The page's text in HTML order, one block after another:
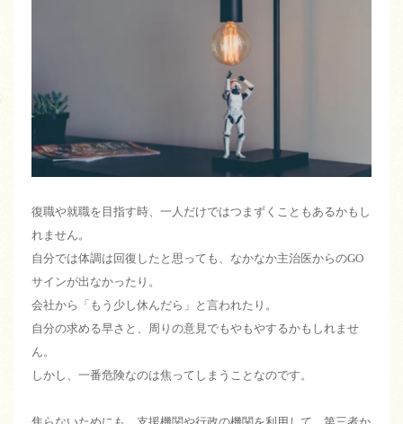
復職や就職を目指す時、一人だけではつまずくこともあるかもし
れません。
自分では体調は回復したと思っても、なかなか主治医からのGO
サインが出なかったり。
会社から「もう少し休んだら」と言われたり。
自分の求める早さと、周りの意見でもやもやするかもしれませ
ん。
しかし、一番危険なのは焦ってしまうことなのです。